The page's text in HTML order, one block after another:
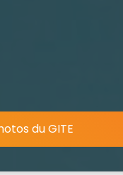
du GITE